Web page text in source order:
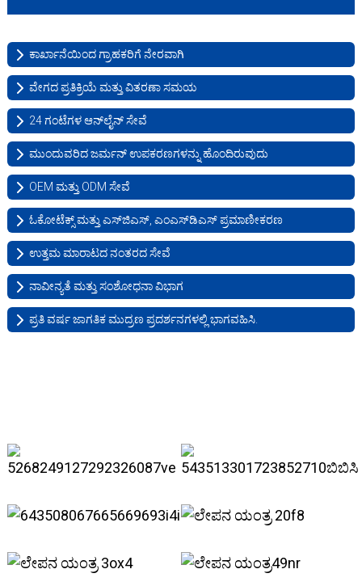
ಕಾರ್ಖಾನೆಯಿಂದ ಗ್ರಾಹಕರಿಗೆ ನೇರವಾಗಿ
ವೇಗದ ಪ್ರತಿಕ್ರಿಯೆ ಮತ್ತು ವಿತರಣಾ ಸಮಯ
24 ಗಂಟೆಗಳ ಆನ್‌ಲೈನ್ ಸೇವೆ
ಮುಂದುವರಿದ ಜರ್ಮನ್ ಉಪಕರಣಗಳನ್ನು ಹೊಂದಿರುವುದು
OEM ಮತ್ತು ODM ಸೇವೆ
ಓಕೋಟೆಕ್ಸ್ ಮತ್ತು ಎಸ್‌ಜಿಎಸ್, ಎಂಎಸ್‌ಡಿಎಸ್ ಪ್ರಮಾಣೀಕರಣ
ಉತ್ತಮ ಮಾರಾಟದ ನಂತರದ ಸೇವೆ
ನಾವೀನ್ಯತೆ ಮತ್ತು ಸಂಶೋಧನಾ ವಿಭಾಗ
ಪ್ರತಿ ವರ್ಷ ಜಾಗತಿಕ ಮುದ್ರಣ ಪ್ರದರ್ಶನಗಳಲ್ಲಿ ಭಾಗವಹಿಸಿ.